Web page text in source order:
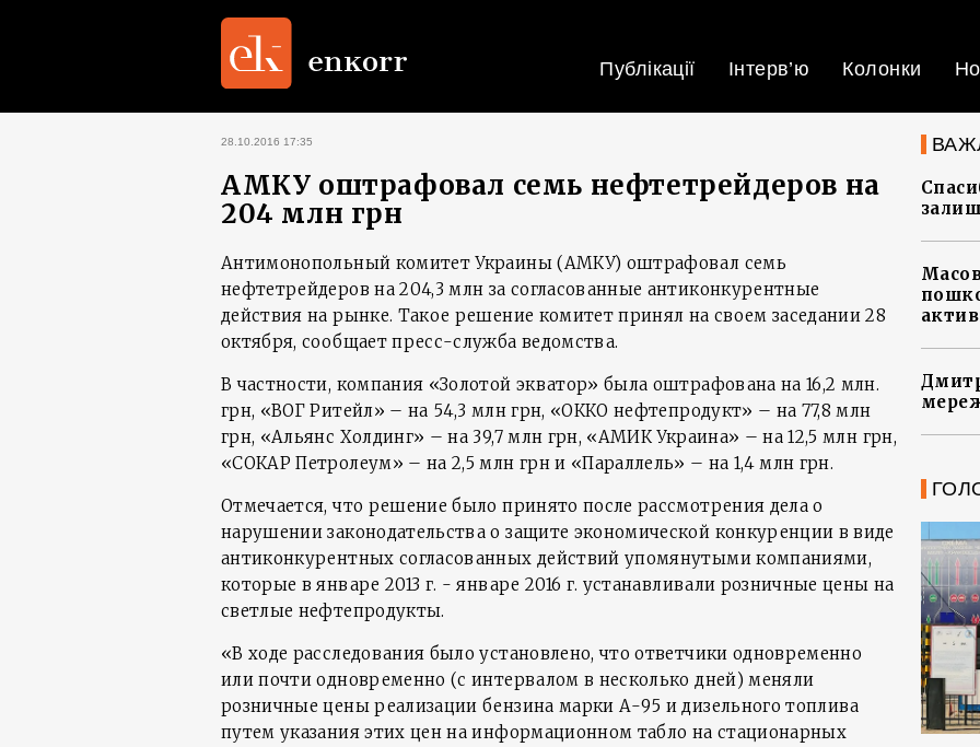
Публікації Інтерв’ю Колонки
28.10.2016 17:35
АМКУ оштрафовал семь нефтетрейдеров на
204 млн грн
Антимонопольный комитет Украины (АМКУ) оштрафовал семь
нефтетрейдеров на 204,3 млн за согласованные антиконкурентные
действия на рынке. Такое решение комитет принял на своем заседании 28
октября, сообщает пресс-служба ведомства.
В частности, компания «Золотой экватор» была оштрафована на 16,2 млн.
грн, «ВОГ Ритейл» – на 54,3 млн грн, «ОККО нефтепродукт» – на 77,8 млн ​​
грн, «Альянс Холдинг» – на 39,7 млн грн, «АМИК Украина» – на 12,5 млн грн,
«СОКАР Петролеум» – на 2,5 млн грн и «Параллель» – на 1,4 млн грн.
Отмечается, что решение было принято после рассмотрения дела о
нарушении законодательства о защите экономической конкуренции в виде
антиконкурентных согласованных действий упомянутыми компаниями,
которые в январе 2013 г. - январе 2016 г. устанавливали розничные цены на
светлые нефтепродукты.
«В ходе расследования было установлено, что ответчики одновременно
или почти одновременно (с интервалом в несколько дней) меняли
розничные цены реализации бензина марки А-95 и дизельного топлива
путем указания этих цен на информационном табло на стационарных